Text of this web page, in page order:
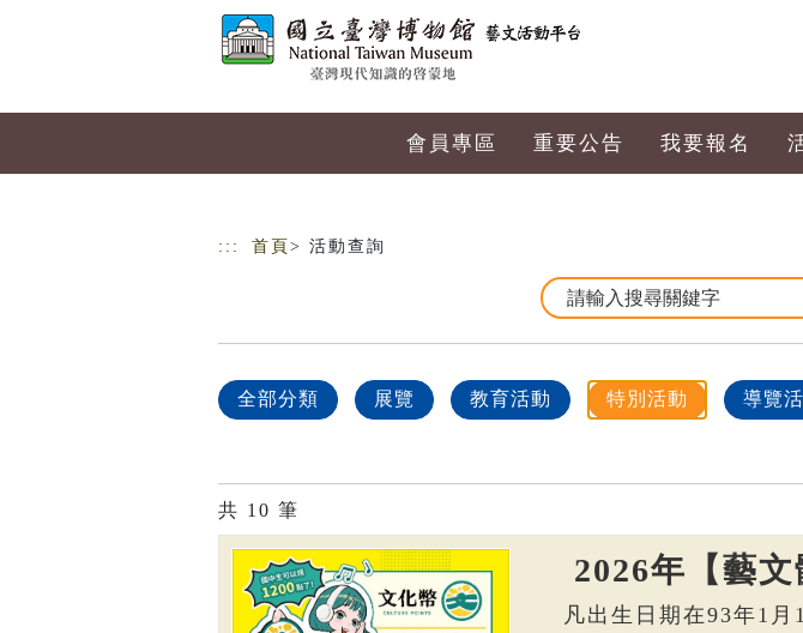
會員專區 重要公告 我要報名
::: 首頁 > 活動查詢
全部分類 展覽 教育活動 特別活動 導覽
共 10 筆
2026年【藝
凡出生日期在93年1